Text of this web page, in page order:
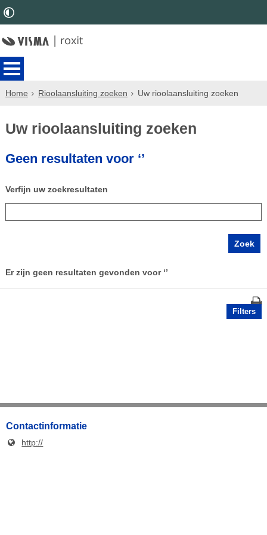
Home Rioolaansluiting zoeken Uw rioolaansluiting zoeken
Uw rioolaansluiting zoeken
Geen resultaten voor ‘’
Verfijn uw zoekresultaten
Er zijn geen resultaten gevonden voor ‘’
Filters
Contactinformatie
http://